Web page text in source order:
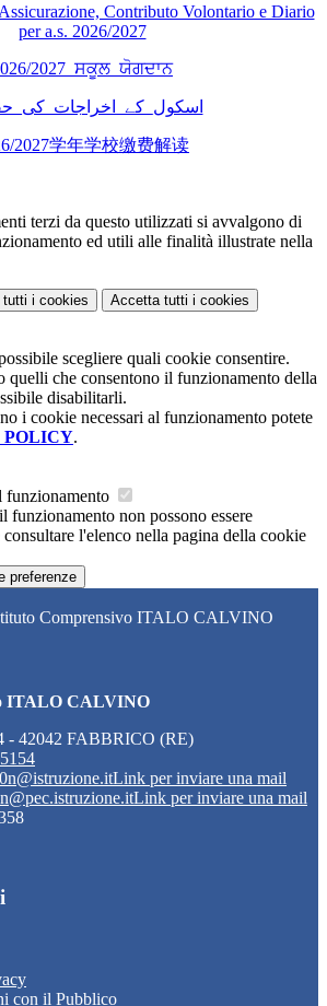
Contributo Volontario e Diario
per a.s. 2026/2027
2027_ਸਕੂਲ_ਯੋਗਦਾਨ
2027学年学校缴费解读
terzi da questo utilizzati si avvalgono di
ed utili alle finalità illustrate nella
tutti i cookies Accetta tutti i cookies
scegliere quali cookie consentire.
quelli che consentono il funzionamento della
disabilitarli.
i cookie necessari al funzionamento potete
POLICY.
funzionamento
funzionamento non possono essere
l'elenco nella pagina della cookie
preferenze
Comprensivo ITALO CALVINO
ITALO CALVINO
- 42042 FABBRICO (RE)
Link per inviare una mail
Link per inviare una mail
con il Pubblico